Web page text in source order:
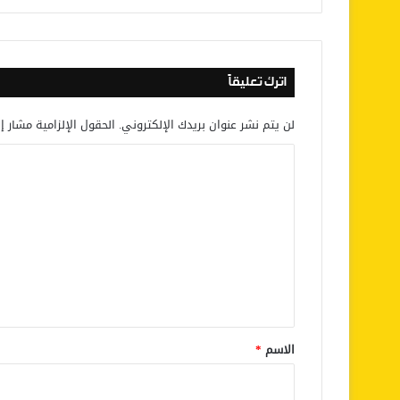
اترك تعليقاً
لن يتم نشر عنوان بريدك الإلكتروني. الحقول الإلزامية مشار
*
الاسم *